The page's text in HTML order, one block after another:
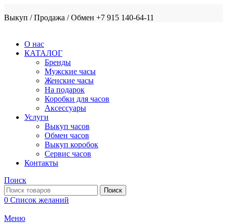
Выкуп / Продажа / Обмен +7 915 140-64-11
О нас
КАТАЛОГ
Бренды
Мужские часы
Женские часы
На подарок
Коробки для часов
Аксессуары
Услуги
Выкуп часов
Обмен часов
Выкуп коробок
Сервис часов
Контакты
Поиск
Поиск
0 Список желаний
Меню